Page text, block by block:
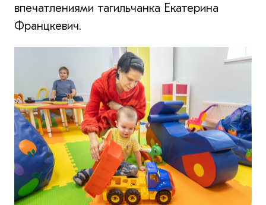
впечатлениями тагильчанка Екатерина
Францкевич.